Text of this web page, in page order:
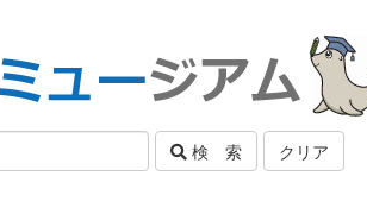
検 索 クリア